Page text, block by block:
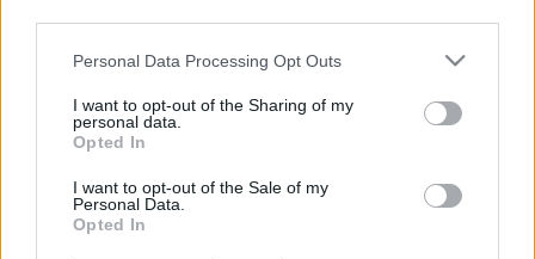
Please note that this website/app uses one or more Google
not limited to your visit or usage behaviour. You may click to
grant or deny consent to Google and its third-party tags to
use your data for below specified purposes in below Google
consent section.
Personal Data Processing Opt Outs
I want to opt-out of the Sharing of my
personal data.
Opted In
I want to opt-out of the Sale of my
Personal Data.
Opted In
a szög a zsákból!Akik a „Térdre, csuhások!”
kal kezdték,
működtetésével akarják megterhelni isten igéjének földi
letéteményeseit.
mutogathassanak...